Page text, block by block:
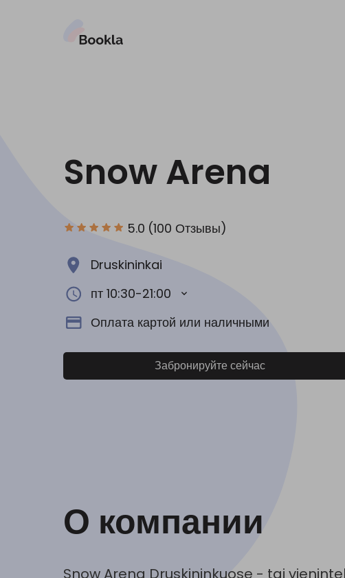
Snow Arena
5.0 (100 Отзывы)
Druskininkai
пт 10:30-21:00
Оплата картой или наличными
Забронируйте сейчас
О компании
Snow Arena Druskininkuose - tai